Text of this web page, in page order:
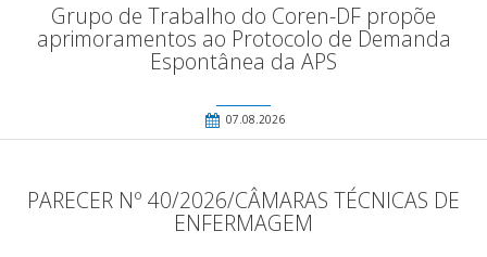
Grupo de Trabalho do Coren-DF propõe
aprimoramentos ao Protocolo de Demanda
Espontânea da APS
07.08.2026
PARECER Nº 40/2026/CÂMARAS TÉCNICAS DE
ENFERMAGEM